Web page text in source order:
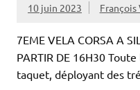
10 juin 2023 François
7EME VELA CORSA A
PARTIR DE 16H30
taquet, déployant des